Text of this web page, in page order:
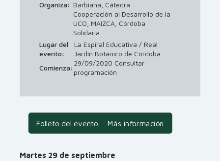
Organiza: Barbiana, Cátedra
Cooperación al Desarrollo de la
UCO, MAIZCA, Córdoba
Solidaria
Lugar del
evento:
La Espiral Educativa / Real
Jardín Botánico de Córdoba
Comienza:
29/09/2020 Consultar
programación
Folleto del evento Más información
Martes 29 de septiembre